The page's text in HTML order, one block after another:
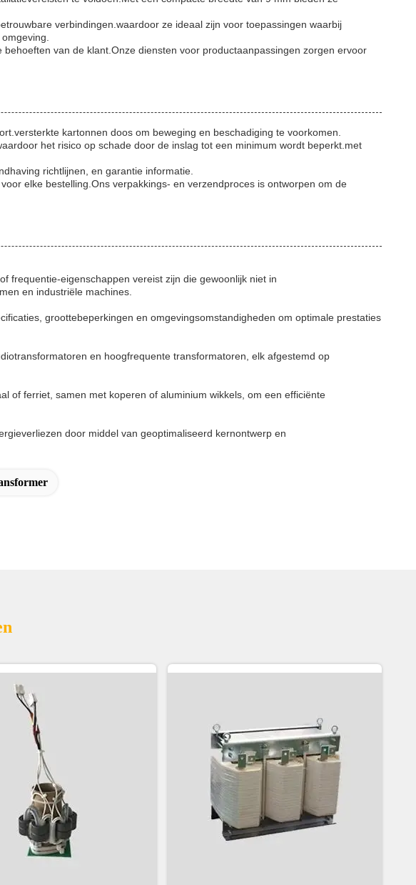
verbindingen.waardoor ze ideaal zijn voor toepassingen waarbij
van de klant.Onze diensten voor productaanpassingen zorgen ervoor
kartonnen doos om beweging en beschadiging te voorkomen.
het risico op schade door de inslag tot een minimum wordt beperkt.met
richtlijnen, en garantie informatie.
elke bestelling.Ons verpakkings- en verzendproces is ontworpen om de
frequentie-eigenschappen vereist zijn die gewoonlijk niet in
en industriële machines.
groottebeperkingen en omgevingsomstandigheden om optimale prestaties
en hoogfrequente transformatoren, elk afgestemd op
of ferriet, samen met koperen of aluminium wikkels, om een efficiënte
door middel van geoptimaliseerd kernontwerp en